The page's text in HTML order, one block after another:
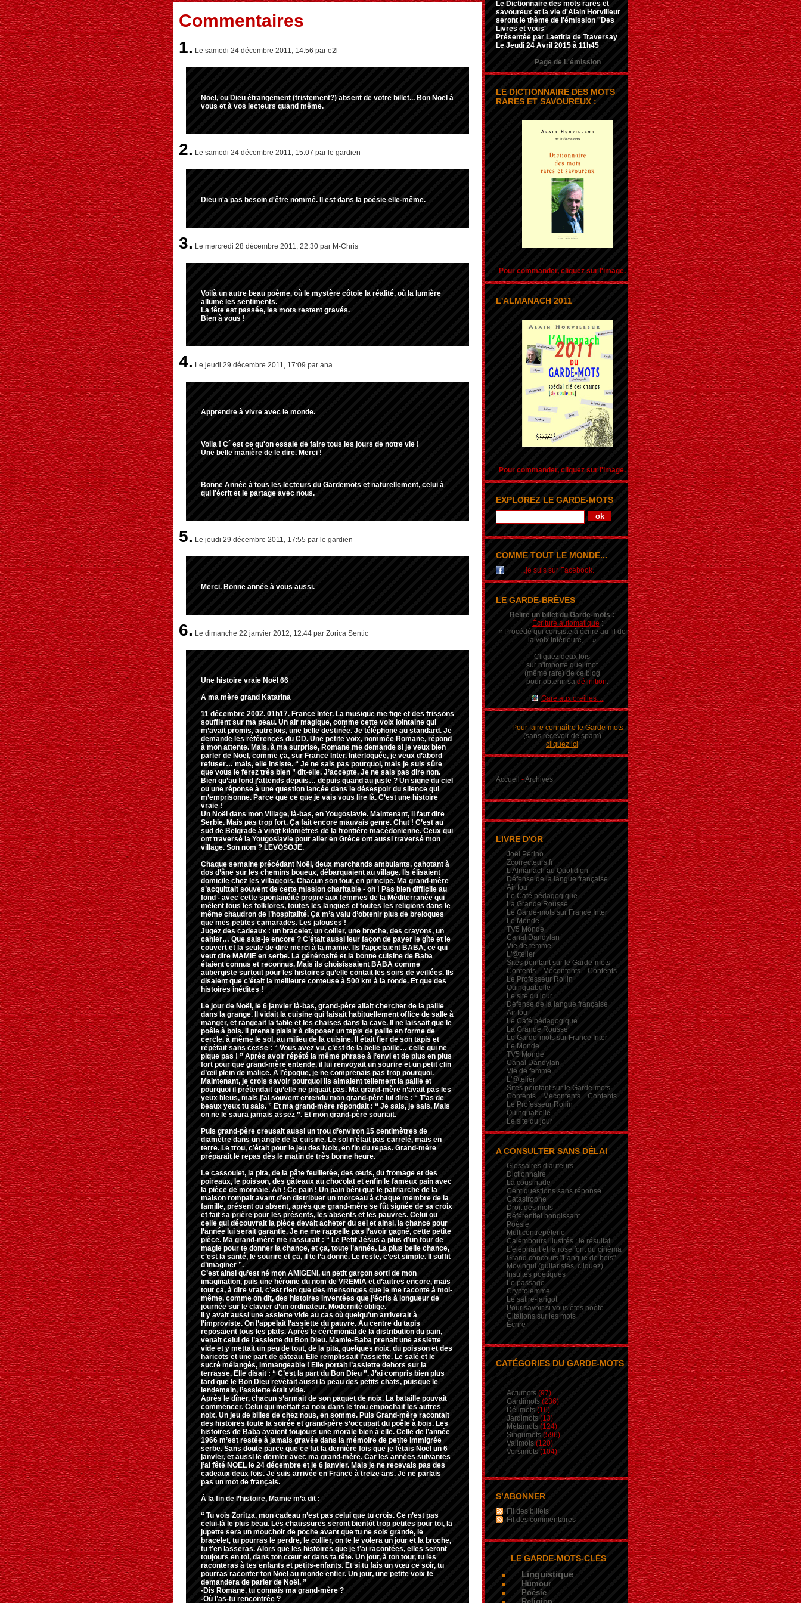
Commentaires
1. Le samedi 24 décembre 2011, 14:56 par e2l
Noël, ou Dieu étrangement (tristement?) absent de votre billet... Bon Noël à
vous et à vos lecteurs quand même.
2. Le samedi 24 décembre 2011, 15:07 par le gardien
Dieu n'a pas besoin d'être nommé. Il est dans la poésie elle-même.
3. Le mercredi 28 décembre 2011, 22:30 par M-Chris
Voilà un autre beau poème, où le mystère côtoie la réalité, où la lumière
allume les sentiments.
La fête est passée, les mots restent gravés.
Bien à vous !
4. Le jeudi 29 décembre 2011, 17:09 par ana
Apprendre à vivre avec le monde.
Voila ! C´ est ce qu'on essaie de faire tous les jours de notre vie !
Une belle manière de le dire. Merci !
Bonne Année à tous les lecteurs du Gardemots et naturellement, celui à
qui l'écrit et le partage avec nous.
5. Le jeudi 29 décembre 2011, 17:55 par le gardien
Merci. Bonne année à vous aussi.
6. Le dimanche 22 janvier 2012, 12:44 par Zorica Sentic
Une histoire vraie Noël 66
A ma mère grand Katarina
11 décembre 2002. 01h17. France Inter. La musique me fige et des frissons
soufflent sur ma peau. Un air magique, comme cette voix lointaine qui
m’avait promis, autrefois, une belle destinée. Je téléphone au standard. Je
demande les références du CD. Une petite voix, nommée Romane, répond
à mon attente. Mais, à ma surprise, Romane me demande si je veux bien
parler de Noël, comme ça, sur France Inter. Interloquée, je veux d’abord
refuser… mais, elle insiste. “ Je ne sais pas pourquoi, mais je suis sûre
que vous le ferez très bien ” dit-elle. J’accepte. Je ne sais pas dire non.
Bien qu’au fond j’attends depuis… depuis quand au juste ? Un signe du ciel
ou une réponse à une question lancée dans le désespoir du silence qui
m’emprisonne. Parce que ce que je vais vous lire là. C’est une histoire
vraie !
Un Noël dans mon Village, là-bas, en Yougoslavie. Maintenant, il faut dire
Serbie. Mais pas trop fort. Ça fait encore mauvais genre. Chut ! C’est au
sud de Belgrade à vingt kilomètres de la frontière macédonienne. Ceux qui
ont traversé la Yougoslavie pour aller en Grèce ont aussi traversé mon
village. Son nom ? LEVOSOJE.
Chaque semaine précédant Noël, deux marchands ambulants, cahotant à
dos d’âne sur les chemins boueux, débarquaient au village. Ils élisaient
domicile chez les villageois. Chacun son tour, en principe. Ma grand-mère
s’acquittait souvent de cette mission charitable - oh ! Pas bien difficile au
fond - avec cette spontanéité propre aux femmes de la Méditerranée qui
mêlent tous les folklores, toutes les langues et toutes les religions dans le
même chaudron de l’hospitalité. Ça m’a valu d’obtenir plus de breloques
que mes petites camarades. Les jalouses !
Jugez des cadeaux : un bracelet, un collier, une broche, des crayons, un
cahier… Que sais-je encore ? C’était aussi leur façon de payer le gîte et le
couvert et la seule de dire merci à la mamie. Ils l’appelaient BABA, ce qui
veut dire MAMIE en serbe. La générosité et la bonne cuisine de Baba
étaient connus et reconnus. Mais ils choisissaient BABA comme
aubergiste surtout pour les histoires qu’elle contait les soirs de veillées. Ils
disaient que c’était la meilleure conteuse à 500 km à la ronde. Et que des
histoires inédites !
Le jour de Noël, le 6 janvier là-bas, grand-père allait chercher de la paille
dans la grange. Il vidait la cuisine qui faisait habituellement office de salle à
manger, et rangeait la table et les chaises dans la cave. Il ne laissait que le
poêle à bois. Il prenait plaisir à disposer un tapis de paille en forme de
cercle, à même le sol, au milieu de la cuisine. Il était fier de son tapis et
répétait sans cesse : “ Vous avez vu, c’est de la belle paille… celle qui ne
pique pas ! ” Après avoir répété la même phrase à l’envi et de plus en plus
fort pour que grand-mère entende, il lui renvoyait un sourire et un petit clin
d’œil plein de malice. À l’époque, je ne comprenais pas trop pourquoi.
Maintenant, je crois savoir pourquoi ils aimaient tellement la paille et
pourquoi il prétendait qu’elle ne piquait pas. Ma grand-mère n’avait pas les
yeux bleus, mais j’ai souvent entendu mon grand-père lui dire : “ T’as de
beaux yeux tu sais. ” Et ma grand-mère répondait : “ Je sais, je sais. Mais
on ne le saura jamais assez ”. Et mon grand-père souriait.
Puis grand-père creusait aussi un trou d’environ 15 centimètres de
diamètre dans un angle de la cuisine. Le sol n’était pas carrelé, mais en
terre. Le trou, c’était pour le jeu des Noix, en fin du repas. Grand-mère
préparait le repas dès le matin de très bonne heure.
Le cassoulet, la pita, de la pâte feuilletée, des œufs, du fromage et des
poireaux, le poisson, des gâteaux au chocolat et enfin le fameux pain avec
la pièce de monnaie. Ah ! Ce pain ! Un pain béni que le patriarche de la
maison rompait avant d’en distribuer un morceau à chaque membre de la
famille, présent ou absent, après que grand-mère se fût signée de sa croix
et fait sa prière pour les présents, les absents et les pauvres. Celui ou
celle qui découvrait la pièce devait acheter du sel et ainsi, la chance pour
l’année lui serait garantie. Je ne me rappelle pas l’avoir gagné, cette petite
pièce. Ma grand-mère me rassurait : “ Le Petit Jésus a plus d’un tour de
magie pour te donner la chance, et ça, toute l’année. La plus belle chance,
c’est la santé, le sourire et ça, il te l’a donné. Le reste, c’est simple. Il suffit
d’imaginer ”.
C’est ainsi qu’est né mon AMIGENI, un petit garçon sorti de mon
imagination, puis une héroïne du nom de VREMIA et d’autres encore, mais
tout ça, à dire vrai, c’est rien que des mensonges que je me raconte à moi-
même, comme on dit, des histoires inventées que j’écris à longueur de
journée sur le clavier d’un ordinateur. Modernité oblige.
Il y avait aussi une assiette vide au cas où quelqu’un arriverait à
l’improviste. On l’appelait l’assiette du pauvre. Au centre du tapis
reposaient tous les plats. Après le cérémonial de la distribution du pain,
venait celui de l’assiette du Bon Dieu. Mamie-Baba prenait une assiette
vide et y mettait un peu de tout, de la pita, quelques noix, du poisson et des
haricots et une part de gâteau. Elle remplissait l’assiette. Le salé et le
sucré mélangés, immangeable ! Elle portait l’assiette dehors sur la
terrasse. Elle disait : “ C’est la part du Bon Dieu ”. J’ai compris bien plus
tard que le Bon Dieu revêtait aussi la peau des petits chats, puisque le
lendemain, l’assiette était vide.
Après le dîner, chacun s’armait de son paquet de noix. La bataille pouvait
commencer. Celui qui mettait sa noix dans le trou empochait les autres
noix. Un jeu de billes de chez nous, en somme. Puis Grand-mère racontait
des histoires toute la soirée et grand-père s’occupait du poêle à bois. Les
histoires de Baba avaient toujours une morale bien à elle. Celle de l’année
1966 m’est restée à jamais gravée dans la mémoire de petite immigrée
serbe. Sans doute parce que ce fut la dernière fois que je fêtais Noël un 6
janvier, et aussi le dernier avec ma grand-mère. Car les années suivantes
j’ai fêté NOEL le 24 décembre et le 6 janvier. Mais je ne recevais pas des
cadeaux deux fois. Je suis arrivée en France à treize ans. Je ne parlais
pas un mot de français.
À la fin de l’histoire, Mamie m’a dit :
“ Tu vois Zoritza, mon cadeau n’est pas celui que tu crois. Ce n’est pas
celui-là le plus beau. Les chaussures seront bientôt trop petites pour toi, la
jupette sera un mouchoir de poche avant que tu ne sois grande, le
bracelet, tu pourras le perdre, le collier, on te le volera un jour et la broche,
tu t’en lasseras. Alors que les histoires que je t’ai racontées, elles seront
toujours en toi, dans ton cœur et dans ta tête. Un jour, à ton tour, tu les
raconteras à tes enfants et petits-enfants. Et si tu fais un vœu ce soir, tu
pourras raconter ton Noël au monde entier. Un jour, une petite voix te
demandera de parler de Noël. ”
-Dis Romane, tu connais ma grand-mère ?
-Où l’as-tu rencontrée ?
Le Dictionnaire des mots rares et
savoureux et la vie d'Alain Horvilleur
seront le thème de l'émission ''Des
Livres et vous'
Présentée par Laetitia de Traversay
Le Jeudi 24 Avril 2015 à 11h45
Page de L'émission
LE DICTIONNAIRE DES MOTS
RARES ET SAVOUREUX :
Pour commander, cliquez sur l'image.
L'ALMANACH 2011
Pour commander, cliquez sur l'image.
EXPLOREZ LE GARDE-MOTS
COMME TOUT LE MONDE...
...je suis sur Facebook.
LE GARDE-BRÈVES
Relire un billet du Garde-mots :
Écriture automatique :
« Procédé qui consiste à écrire au fil de
la voix intérieure,… »
Cliquez deux fois
sur n'importe quel mot
(même rare) de ce blog
pour obtenir sa définition.
Gare aux oreilles…
Pour faire connaître le Garde-mots
(sans recevoir de spam)
cliquez ici
Accueil -Archives
LIVRE D'OR
Joël Perino
Zcorrecteurs.fr
L’Almanach au Quotidien
Défense de la langue française
Air fou
Le Café pédagogique
La Grande Rousse
Le Garde-mots sur France Inter
Le Monde
TV5 Monde
Canal Dandylan
Vie de femme
L'@telier
Sites pointant sur le Garde-mots
Contents... Mécontents... Contents
Le Professeur Rollin
Quinquabelle
Le site du jour
Défense de la langue française
Air fou
Le Café pédagogique
La Grande Rousse
Le Garde-mots sur France Inter
Le Monde
TV5 Monde
Canal Dandylan
Vie de femme
L'@telier
Sites pointant sur le Garde-mots
Contents... Mécontents... Contents
Le Professeur Rollin
Quinquabelle
Le site du jour
A CONSULTER SANS DÉLAI
Glossaires d’auteurs
Dictionnaire
La cousinade
Cent questions sans réponse
Catastrophe
Droit des mots
Référentiel bondissant
Poésie
Multicontrepèterie
Calembours illustrés : le résultat
L'éléphant et la rose font du cinéma
Grand concours "Langue de bois"
Movingui (guitaristes, cliquez)
Insultes poétiques
Le passage
Cryptolemme
Le satire-larigot
Pour savoir si vous êtes poète
Citations sur les mots
Écrire
CATÉGORIES DU GARDE-MOTS
Actumots (97)
Gardimots (236)
Délimots (16)
Jardimots (13)
Métamots (124)
Singumots (596)
Valimots (120)
Versimots (104)
S’ABONNER
Fil des billets
Fil des commentaires
LE GARDE-MOTS-CLÉS
Linguistique
Humour
Poésie